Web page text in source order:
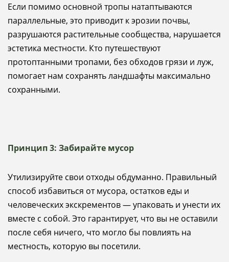
Если помимо основной тропы натаптываются
параллельные, это приводит к эрозии почвы,
разрушаются растительные сообщества, нарушается
эстетика местности. Кто путешествуют
протоптанными тропами, без обходов грязи и луж,
помогает нам сохранять ландшафты максимально
сохранными.
Принцип 3: Забирайте мусор
Утилизируйте свои отходы обдуманно. Правильный
способ избавиться от мусора, остатков еды и
человеческих экскрементов — упаковать и унести их
вместе с собой. Это гарантирует, что вы не оставили
после себя ничего, что могло бы повлиять на
местность, которую вы посетили.